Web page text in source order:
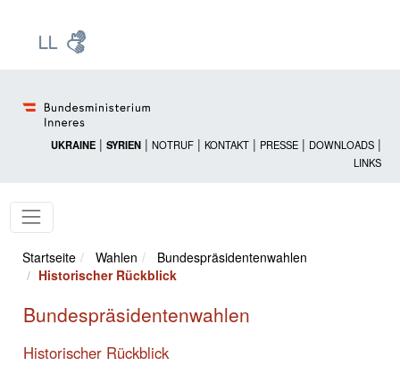
UKRAINE | SYRIEN | NOTRUF | KONTAKT | PRESSE | DOWNLOADS |
LINKS
Startseite Wahlen
Bundespräsidentenwahlen
Historischer Rückblick
Bundespräsidentenwahlen
Historischer Rückblick